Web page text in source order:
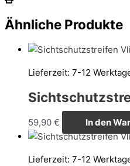
Ähnliche Produkte
Lieferzeit: 7-12
59,90 € In den
Lieferzeit: 7-12